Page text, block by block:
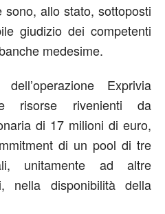
allo stato, sottoposti
giudizio dei competenti
medesime.
Exprivia
risorse rivenienti da
di 17 milioni di euro,
di un pool di tre
unitamente ad altre
nella disponibilità della